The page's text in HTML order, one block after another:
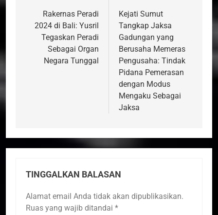
posRakernas Peradi
2024 di Bali: Yusril
Tegaskan Peradi
Sebagai Organ
Negara Tunggal
Kejati Sumut
Tangkap Jaksa
Gadungan yang
Berusaha Memeras
Pengusaha: Tindak
Pidana Pemerasan
dengan Modus
Mengaku Sebagai
Jaksa
TINGGALKAN BALASAN
Alamat email Anda tidak akan dipublikasikan.
Ruas yang wajib ditandai *